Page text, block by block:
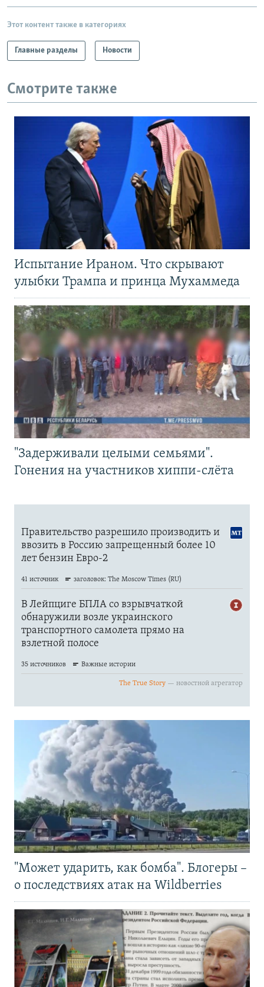
Этот контент также в категориях
Главные разделы Новости
Смотрите также
Испытание Ираном. Что скрывают
улыбки Трампа и принца Мухаммеда
"Задерживали целыми семьями".
Гонения на участников хиппи-слёта
"Может ударить, как бомба". Блогеры –
о последствиях атак на Wildberries